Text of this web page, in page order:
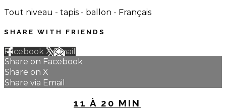
Tout niveau - tapis - ballon - Français
SHARE WITH FRIENDS
Facebook XEmail
Share on Facebook
Share on X
Share via Email
11 À 20 MIN